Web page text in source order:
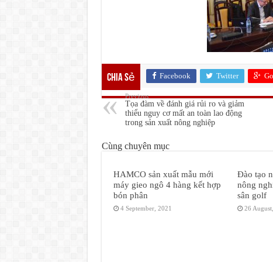
Chia sẻ Facebook Twitter
Previous
Tọa đàm về đánh giá rủi ro và giảm
thiểu nguy cơ mất an toàn lao động
trong sản xuất nông nghiệp
Cùng chuyên mục
HAMCO sản xuất mẫu mới
máy gieo ngô 4 hàng kết hợp
bón phân
4 September, 2021
Đào tạo
nông
sân golf
26